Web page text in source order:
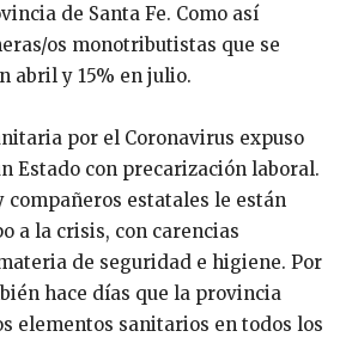
de Santa Fe. Como así
os monotributistas que se
abril y 15% en julio.
por el Coronavirus expuso
Estado con precarización laboral.
compañeros estatales le están
a la crisis, con carencias
de seguridad e higiene. Por
hace días que la provincia
elementos sanitarios en todos los